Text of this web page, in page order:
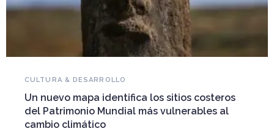
Falleció Ramón Gutiérrez, guardián del
patrimonio iberoamericano
Arquitecto, historiador e Investigador Superior del
CONICET, fundó el CEDODAL e impulsó los Seminarios